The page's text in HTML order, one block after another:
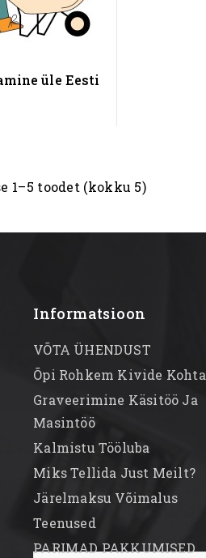
üle Eesti
1–5 toodet (kokku 5)
Informatsioon
VÕTA ÜHENDUST
Õpi Rohkem Kivide Kohta
Graveerimine Käsitöö Ja
Masintöö
Kalmistu Tööluba
Miks Tellida Just Meilt?
Järelmaksu Võimalus
Teenused
PARIMAD PAKKUMISED